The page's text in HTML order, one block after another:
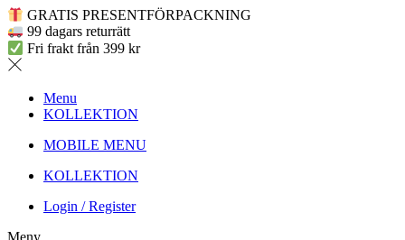
GRATIS PRESENTFÖRPACKNING
99 dagars returrätt
Fri frakt från 399 kr
Menu
KOLLEKTION
MOBILE MENU
KOLLEKTION
Login / Register